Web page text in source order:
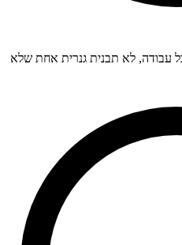
עבודה, לא תבנית גנרית אחת שלא